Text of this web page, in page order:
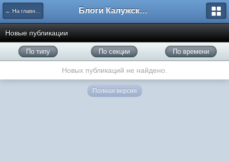
← На главную Блоги Калужского перекрестка
Новые публикации
По типу По секции По времени
Новых публикаций не найдено.
Полная версия